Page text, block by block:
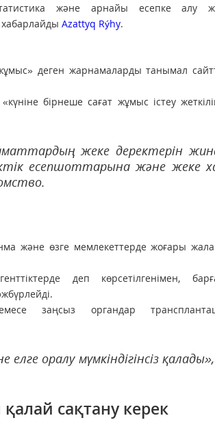
және арнайы есепке алу
Azattyq Rýhy.
деген жарнамаларды танымал
бірнеше сағат жұмыс істеу
жеке деректерін
есепшоттарына және жеке
және өзге мемлекеттерде жоғары
деп көрсетілгенімен,
заңсыз органдар
оралу мүмкіндігінсіз
сақтану керек